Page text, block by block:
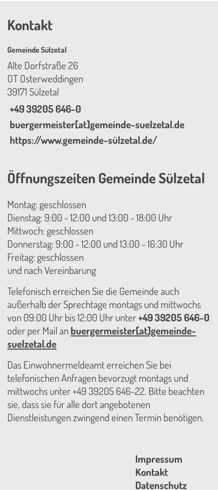
Kontakt
Gemeinde Sülzetal
Alte Dorfstraße 26
OT Osterweddingen
39171 Sülzetal
+49 39205 646-0
buergermeister[at]gemeinde-suelzetal.de
https://www.gemeinde-sülzetal.de/
Öffnungszeiten Gemeinde Sülzetal
Montag: geschlossen
Dienstag: 9:00 - 12:00 und 13:00 - 18:00 Uhr
Mittwoch: geschlossen
Donnerstag: 9:00 - 12:00 und 13:00 - 16:30 Uhr
Freitag: geschlossen
und nach Vereinbarung
Telefonisch erreichen Sie die Gemeinde auch
außerhalb der Sprechtage montags und mittwochs
von 09:00 Uhr bis 12:00 Uhr unter+49 39205 646-0
oder per Mail an buergermeister[at]gemeinde-
suelzetal.de
Das Einwohnermeldeamt erreichen Sie bei
telefonischen Anfragen bevorzugt montags und
mittwochs unter +49 39205 646-22. Bitte beachten
sie, dass sie für alle dort angebotenen
Dienstleistungen zwingend einen Termin benötigen.
Impressum
Kontakt
Datenschutz